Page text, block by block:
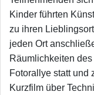
Kinder führten
zu ihren
jeden Ort
Räumlichkeiten
Fotorallye statt und
Kurzfilm über